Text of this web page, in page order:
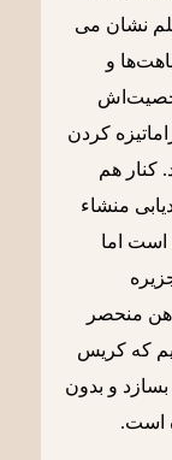
نشان می
و
شخصیت‌اش
کردن
کنار هم
منشاء
است اما
منحصر
که کریس
و بدون
است.